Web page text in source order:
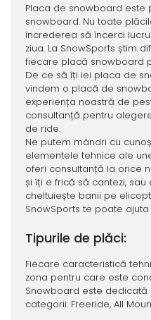
Placa de snowboard este
snowboard. Nu toate
încrederea să încerci
ziua. La SnowSports știm
fiecare placă snowboard
De ce să îți iei placa de
vindem o placã de
experiența noastră de
consultanță pentru
de ride.
Ne putem mândri cu
elementele tehnice ale
oferi consultanță la orice
și îți e frică să cantezi,
cheltuiește banii pe
SnowSports te poate
Tipurile de plăci:
Fiecare caracteristică
zona pentru care este
Snowboard este dedicată
categorii: Freeride, All